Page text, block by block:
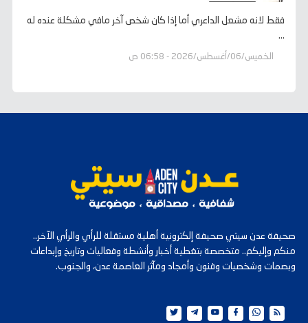
فقط لانه مشعل الداعري أما إذا كان شخص آخر مافي مشكلة عنده له
...
الخميس/06/أغسطس/2026 - 06:58 ص
صحيفة عدن سيتي صحيفة إلكترونية أهلية مستقلة للرأي والرأي الآخر..
منكم وإليكم.. متخصصة بتغطية أخبار وأنشطة وفعاليات وتاريخ وإبداعات
وبصمات وشخصيات وفنون وأمجاد ومآثر العاصمة عدن، والجنوب.